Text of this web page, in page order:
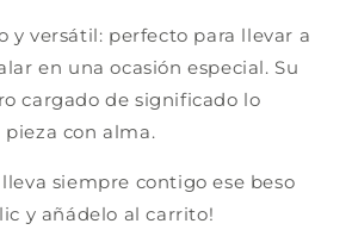
y versátil: perfecto para llevar a
en una ocasión especial. Su
cargado de significado lo
con alma.
siempre contigo ese beso
y añádelo al carrito!